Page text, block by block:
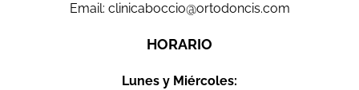
Email: clinicaboccio@ortodoncis.com
HORARIO
Lunes y Miércoles: